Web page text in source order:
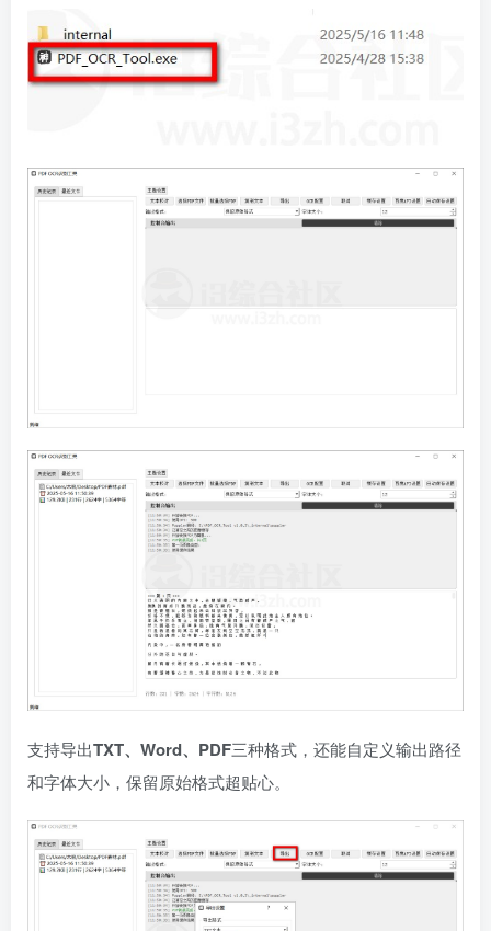
支持导出TXT、Word、PDF三种格式，还能自定义输出路径
和字体大小，保留原始格式超贴心。